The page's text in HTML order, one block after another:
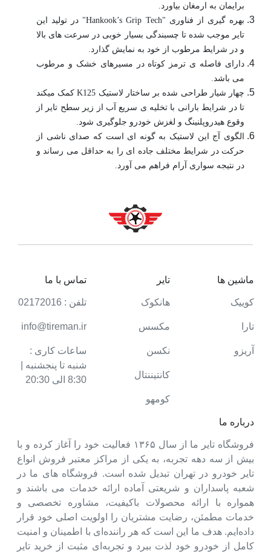
برایمان به ارمغان بیاورد.
بهره گیری از فناوری "Hankook’s Grip Tech" در تولید این
تایر موجب شده تا چسبندگی بسیار خوبی در سرعت های بالا
و در شرایط مرطوب از خود به نمایش گذارد.
دارای فاصله ی ترمز کوتاه در مسیرهای خشک و مرطوب
می باشد.
چهار شیار طراحی شده بر ساختار لاستیک K125 کمک میکند
تا در شرایط بارانی با تخلیه ی سریع آب از زیر سطح تایر از
وقوع هیدروپلنینگ و لغزش خودرو جلوگیری شود.
الگوی آج این لاستیک به گونه ای است که صدای ناشی از
حرکت در شرایط مختلف جاده ای را به حداقل می رساند و
در نتیجه سواری آرام فراهم می آورد.
درباره ما
فروشگاه تایر ما از سال ۱۳۶۵ فعالیت خود را آغاز کرده و با
بیش از سه دهه تجربه، به یکی از مراکز معتبر فروش انواع
تایر خودرو در تهران تبدیل شده است. فروشگاه های ما در
شعبه پاسداران و شریعتی آماده ارائه خدمات می باشند و
همواره با ارائه محصولات باکیفیت، مشاوره تخصصی و
خدمات مطمئن، رضایت مشتریان را اولویت اصلی خود قرار
داده‌ایم. هدف ما این است که هر راننده‌ای با اطمینان و امنیت
کامل از خودرو خود لذت ببرد و تجربه‌ای مثبت از خرید تایر
ماشین ها
کوییک
تارا
آریزو
تایر
هانکوک
مکسس
نکسن
کانتیننتال
کومهو
تماس با ما
تلفن : 02172016
info@tireman.ir
ساعات کاری :
شنبه تا پنجشنبه |
8:30 الی 20:30